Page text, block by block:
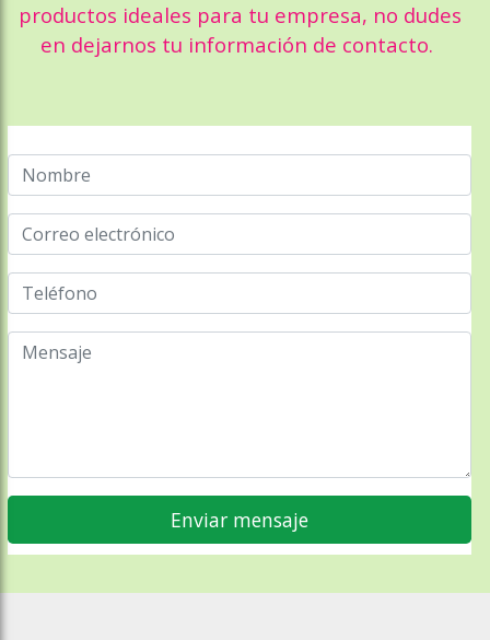
productos ideales para tu empresa, no dudes
en dejarnos tu información de contacto.